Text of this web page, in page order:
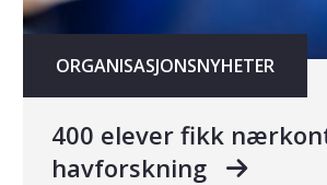
ORGANISASJONSNYHETER
400 elever fikk
havforskning